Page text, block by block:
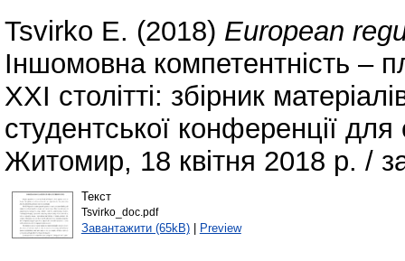
Tsvirko E. (2018) European
Іншомовна компетентність –
ХХІ столітті: збірник
студентської конференції
Житомир, 18 квітня 2018 р. /
Текст
Tsvirko_doc.pdf
Завантажити (65kB)| Preview